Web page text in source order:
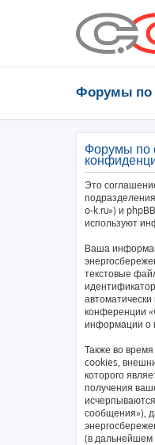
Форумы по
Форумы по
Это
o-k.ru») и
используют
Ваша
текстовые
конференции
информации о
Также во
cookies,
которого
получения
сообщения»),
(в